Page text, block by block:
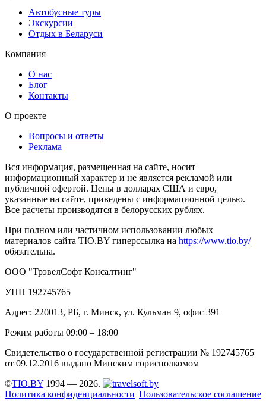
Автобусные туры
Экскурсии
Отдых в Беларуси
Компания
О нас
Блог
Контакты
О проекте
Вопросы и ответы
Реклама
Вся информация, размещенная на сайте, носит
информационный характер и не является рекламой или
публичной офертой. Цены в долларах США и евро,
указанные на сайте, приведены с информационной целью.
Все расчеты производятся в белорусских рублях.
При полном или частичном использовании любых
материалов сайта TIO.BY гиперссылка на https://www.tio.by/
обязательна.
ООО "ТрэвелСофт Консалтинг"
УНП 192745765
Адрес: 220013, РБ, г. Минск, ул. Кульман 9, офис 391
Режим работы 09:00 – 18:00
Свидетельство о государственной регистрации № 192745765
от 09.12.2016 выдано Минским горисполкомом
©TIO.BY 1994 — 2026.
Политика конфиденциальности |Пользовательское соглашение